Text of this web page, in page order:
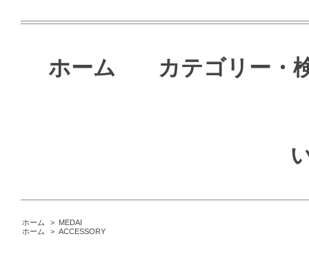
ホーム カテゴリー・
ホーム > MEDAI
ホーム
> ACCESSORY